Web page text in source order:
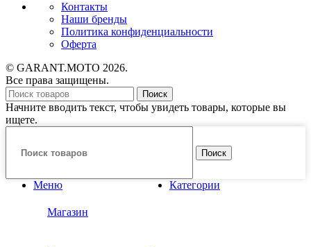
Контакты
Наши бренды
Политика конфиденциальности
Оферта
© GARANT.MOTO 2026.
Все права защищены.
Поиск
Начните вводить текст, чтобы увидеть товары, которые вы
ищете.
Поиск
Меню Категории
Магазин